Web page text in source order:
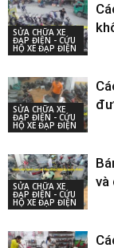
SỬA CHỮA XE
ĐẠP ĐIỆN - CỨU
HỘ XE ĐẠP ĐIỆN
SỬA CHỮA XE
ĐẠP ĐIỆN - CỨU
HỘ XE ĐẠP ĐIỆN
SỬA CHỮA XE
ĐẠP ĐIỆN - CỨU
HỘ XE ĐẠP ĐIỆN
và